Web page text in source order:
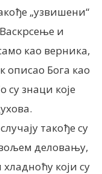
„узвишени“
и
као верника,
описао Бога као
су знаци које
такође су
деловању,
који су